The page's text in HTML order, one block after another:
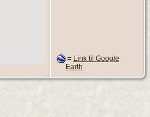
= Link til Google
Earth